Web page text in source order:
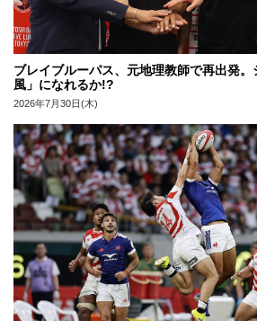
ブレイブルーパス、元地理教師で再出発
風」になれるか!?
2026年7月30日(木)